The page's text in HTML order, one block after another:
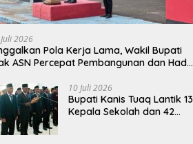
2026
Pola Kerja Lama, Wakil Bupati
ASN Percepat Pembangunan dan Hadir
10 Juli 2026
Bupati Kanis Tuaq Lantik 13
Kepala Sekolah dan 42